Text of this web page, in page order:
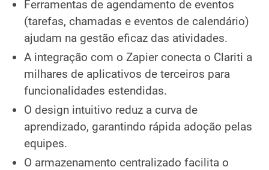
Ferramentas de agendamento de eventos
(tarefas, chamadas e eventos de calendário)
ajudam na gestão eficaz das atividades.
A integração com o Zapier conecta o Clariti a
milhares de aplicativos de terceiros para
funcionalidades estendidas.
O design intuitivo reduz a curva de
aprendizado, garantindo rápida adoção pelas
equipes.
O armazenamento centralizado facilita o